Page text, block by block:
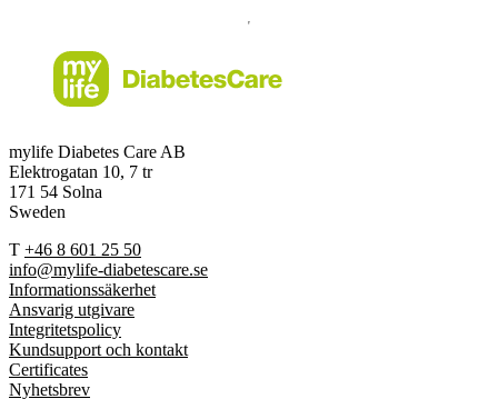
mylife Diabetes Care AB
Elektrogatan 10, 7 tr
171 54 Solna
Sweden
T +46 8 601 25 50
info@mylife-diabetescare.se
Informationssäkerhet
Ansvarig utgivare
Integritetspolicy
Kundsupport och kontakt
Certificates
Nyhetsbrev